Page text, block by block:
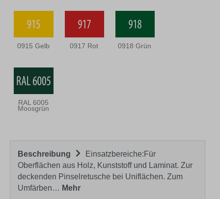
0915 Gelb 0917 Rot 0918 Grün
RAL 6005
Moosgrün
Beschreibung
Einsatzbereiche:Für
Oberflächen aus Holz, Kunststoff und Laminat. Zur
deckenden Pinselretusche bei Uniflächen. Zum
Umfärben… Mehr